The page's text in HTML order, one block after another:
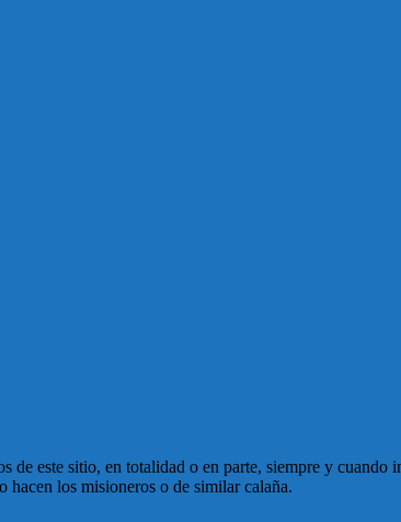
este sitio, en totalidad o en parte, siempre y
hacen los misioneros o de similar calaña.